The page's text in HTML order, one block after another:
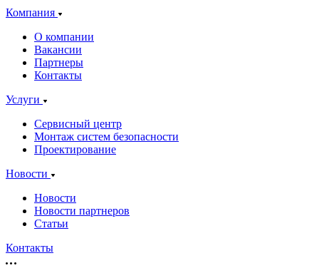
Компания
О компании
Вакансии
Партнеры
Контакты
Услуги
Сервисный центр
Монтаж систем безопасности
Проектирование
Новости
Новости
Новости партнеров
Статьи
Контакты